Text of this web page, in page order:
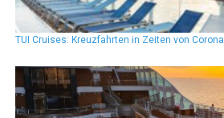
TUI Cruises: Kreuzfahrten in Zeiten von Corona